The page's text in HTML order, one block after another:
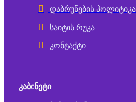
დაბრუნების პოლიტიკა
საიტის რუკა
კონტაქტი
ᲙᲐᲑᲘᲜᲔᲢᲘ